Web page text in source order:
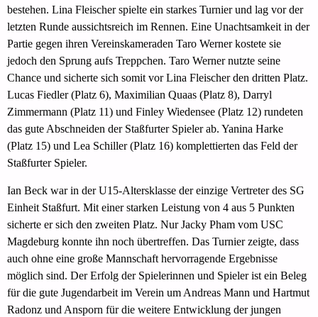
bestehen. Lina Fleischer spielte ein starkes Turnier und lag vor der
letzten Runde aussichtsreich im Rennen. Eine Unachtsamkeit in der
Partie gegen ihren Vereinskameraden Taro Werner kostete sie
jedoch den Sprung aufs Treppchen. Taro Werner nutzte seine
Chance und sicherte sich somit vor Lina Fleischer den dritten Platz.
Lucas Fiedler (Platz 6), Maximilian Quaas (Platz 8), Darryl
Zimmermann (Platz 11) und Finley Wiedensee (Platz 12) rundeten
das gute Abschneiden der Staßfurter Spieler ab. Yanina Harke
(Platz 15) und Lea Schiller (Platz 16) komplettierten das Feld der
Staßfurter Spieler.
Ian Beck war in der U15-Altersklasse der einzige Vertreter des SG
Einheit Staßfurt. Mit einer starken Leistung von 4 aus 5 Punkten
sicherte er sich den zweiten Platz. Nur Jacky Pham vom USC
Magdeburg konnte ihn noch übertreffen. Das Turnier zeigte, dass
auch ohne eine große Mannschaft hervorragende Ergebnisse
möglich sind. Der Erfolg der Spielerinnen und Spieler ist ein Beleg
für die gute Jugendarbeit im Verein um Andreas Mann und Hartmut
Radonz und Ansporn für die weitere Entwicklung der jungen